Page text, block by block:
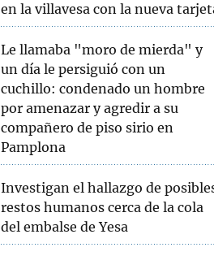
en la villavesa con la nueva
Le llamaba "moro de mierda" y
un día le persiguió con un
cuchillo: condenado un hombre
por amenazar y agredir a su
compañero de piso sirio en
Pamplona
Investigan el hallazgo de
restos humanos cerca de la cola
del embalse de Yesa